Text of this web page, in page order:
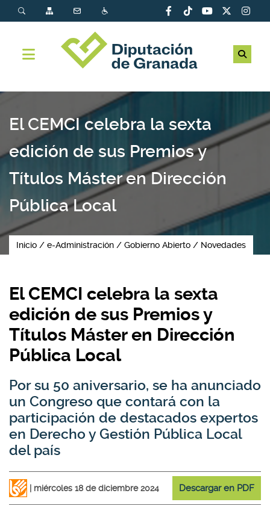
El CEMCI celebra la sexta
edición de sus Premios y
Títulos Máster en Dirección
Pública Local
Inicio e-Administración Gobierno Abierto Novedades
El CEMCI celebra la sexta
edición de sus Premios y
Títulos Máster en Dirección
Pública Local
Por su 50 aniversario, se ha anunciado
un Congreso que contará con la
participación de destacados expertos
en Derecho y Gestión Pública Local
del país
miércoles 18 de diciembre 2024 Descargar en PDF